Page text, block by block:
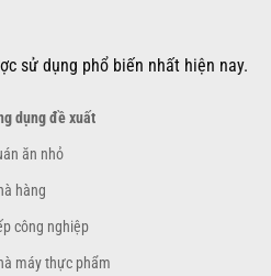
sử dụng phổ biến nhất hiện nay.
dụng đề xuất
ăn nhỏ
hàng
công nghiệp
máy thực phẩm